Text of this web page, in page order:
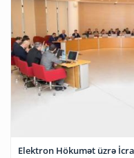
Elektron Hökumət üzrə